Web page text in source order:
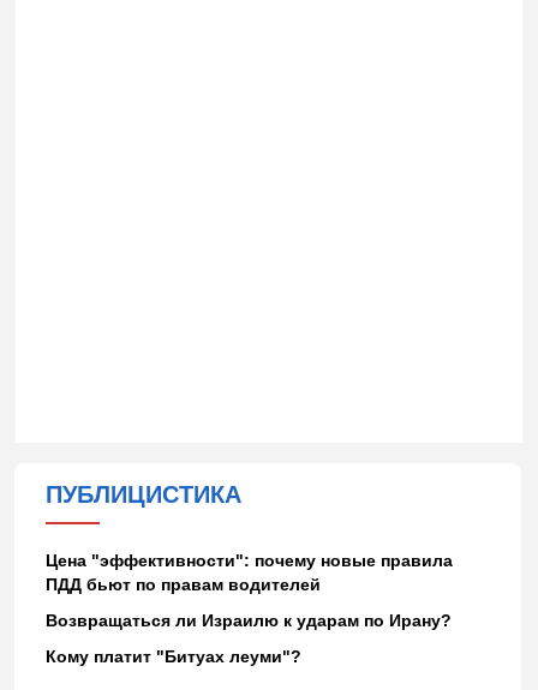
ПУБЛИЦИСТИКА
Цена "эффективности": почему новые правила
ПДД бьют по правам водителей
Возвращаться ли Израилю к ударам по Ирану?
Кому платит "Битуах леуми"?